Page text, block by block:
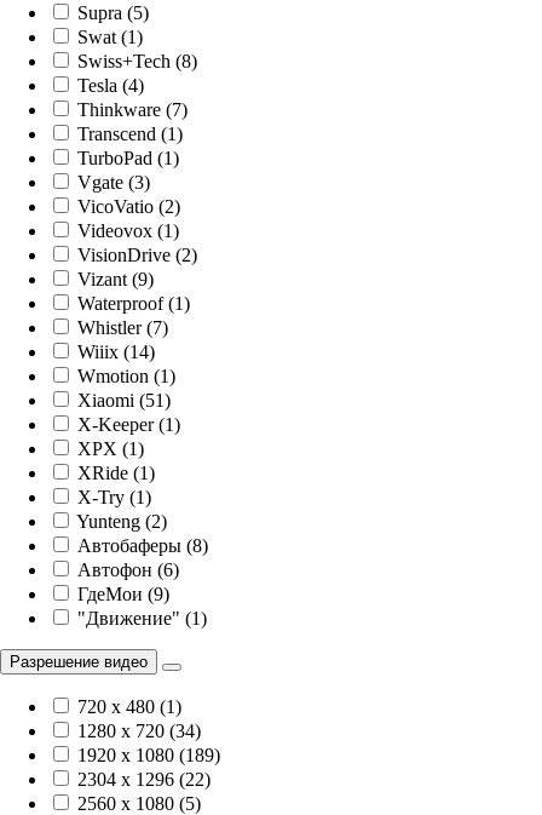
Supra (5)
Swat (1)
Swiss+Tech (8)
Tesla (4)
Thinkware (7)
Transcend (1)
TurboPad (1)
Vgate (3)
VicoVatio (2)
Videovox (1)
VisionDrive (2)
Vizant (9)
Waterproof (1)
Whistler (7)
Wiiix (14)
Wmotion (1)
Xiaomi (51)
X-Keeper (1)
XPX (1)
XRide (1)
X-Try (1)
Yunteng (2)
Автобаферы (8)
Автофон (6)
ГдеМои (9)
"Движение" (1)
Разрешение видео
720 x 480 (1)
1280 x 720 (34)
1920 х 1080 (189)
2304 x 1296 (22)
2560 x 1080 (5)